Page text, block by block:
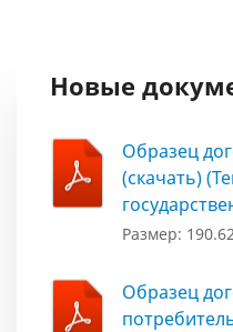
Новые
Образец
(скачать)
Размер:
Образец